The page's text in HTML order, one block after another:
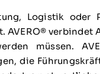
Logistik oder
AVERO® verbindet
müssen.
die